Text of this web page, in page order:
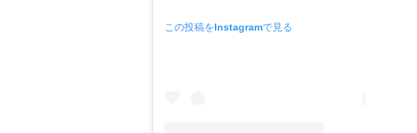
この投稿をInstagramで見る